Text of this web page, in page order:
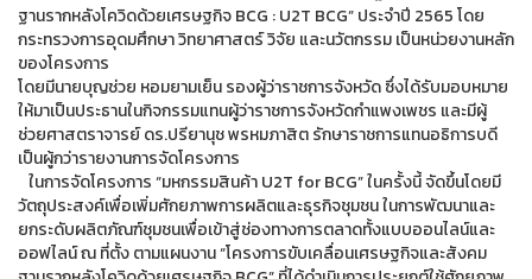
ฐานรากหลังโควิดด้วยเศรษฐกิจ BCG : U2T BCG” ประจำปี 2565 โดย
กระทรวงการอุดมศึกษา วิทยาศาสตร์ วิจัย และนวัตกรรม เป็นหน่วยงานหลัก
ของโครงการ
โดยมีนายบุญช่วย หอมยามเย็น รองผู้ว่าราชการจังหวัด ซึ่งได้รับมอบหมาย
ให้มาเป็นประธานในกิจกรรมแทนผู้ว่าราชการจังหวัดกำแพงเพชร และมีผู้
ช่วยศาสตราจารย์ ดร.ปรียานุช พรหมภาสิต รักษาราชการแทนอธิการบดี
เป็นผู้กว่ารายงานการจัดโครงการ
ในการจัดโครงการ “มหกรรมสินค้า U2T for BCG” ในครั้งนี้ จัดขึ้นโดยมี
วัตถุประสงค์เพื่อเพิ่มศักยภาพการผลิตและธุรกิจชุมชน ในการพัฒนาและ
ยกระดับผลิตภัณฑ์ชุมชนเพื่อเข้าสู่ช่องทางการตลาดทั้งแบบออนไลน์และ
ออฟไลน์ ณ ที่ตั้ง ตามแผนงาน “โครงการขับเคลื่อนเศรษฐกิจและสังคม